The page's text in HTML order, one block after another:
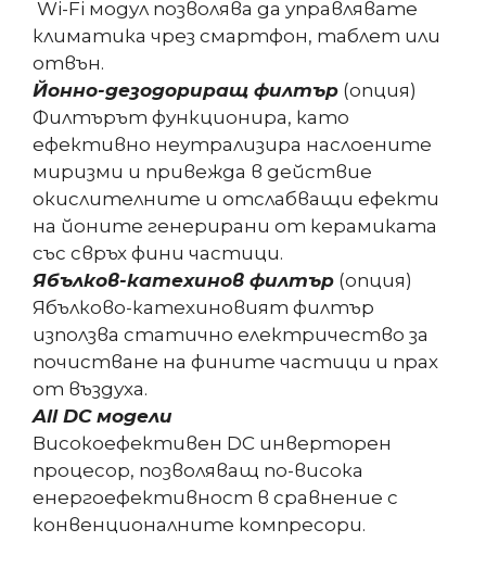
Wi-Fi модул позволява да управлявате
климатика чрез смартфон, таблет или
отвън.
Йонно-дезодориращ филтър (опция)
Филтърът функционира, като
ефективно неутрализира наслоените
миризми и привежда в действие
окислителните и отслабващи ефекти
на йоните генерирани от керамиката
със свръх фини частици.
Ябълков-катехинов филтър (опция)
Ябълково-катехиновият филтър
използва статично електричество за
почистване на фините частици и прах
от въздуха.
All DC модели
Високоефективен DC инверторен
процесор, позволяващ по-висока
енергоефективност в сравнение с
конвенционалните компресори.